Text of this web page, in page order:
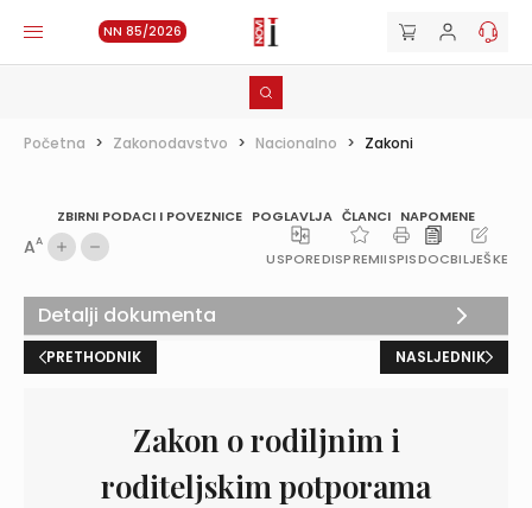
NN 85/2026
Početna > Zakonodavstvo > Nacionalno > Zakoni
ZBIRNI PODACI I POVEZNICE POGLAVLJA ČLANCI NAPOMENE
AA
USPOREDISPREMIISPISDOCBILJEŠKE
PRETHODNIK NASLJEDNIK
Zakon o rodiljnim i
roditeljskim potporama
Detalji dokumenta